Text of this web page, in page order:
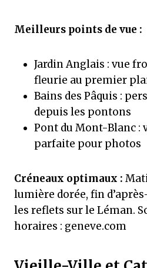
Meilleurs points de vue :
Jardin Anglais : vue
fleurie au premier
Bains des Pâquis :
depuis les pontons
Pont du Mont-Blanc :
parfaite pour photos
Créneaux optimaux :
lumière dorée, fin
les reflets sur le Léman.
horaires : geneve.com